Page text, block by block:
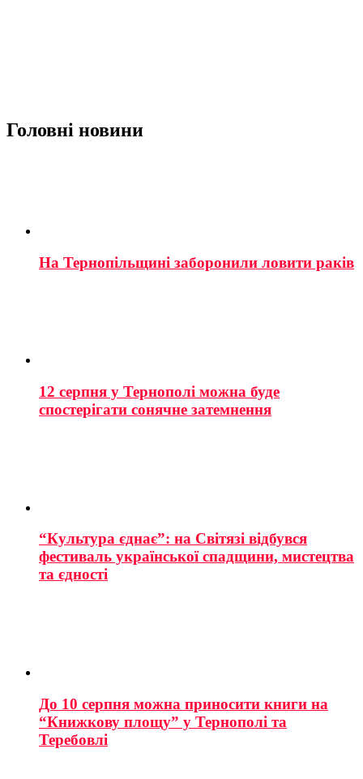
Головні новини
На Тернопільщині заборонили ловити раків
12 серпня у Тернополі можна буде
спостерігати сонячне затемнення
“Культура єднає”: на Світязі відбувся
фестиваль української спадщини, мистецтва
та єдності
До 10 серпня можна приносити книги на
“Книжкову площу” у Тернополі та
Теребовлі